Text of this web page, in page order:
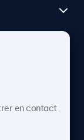
en contact